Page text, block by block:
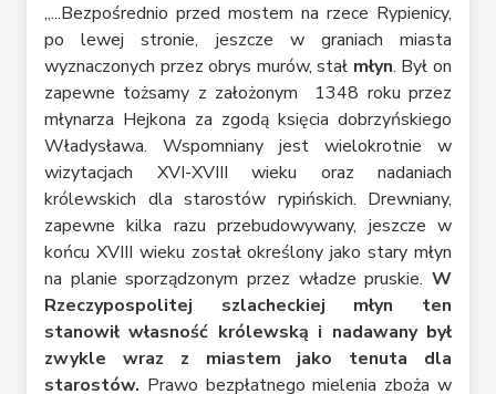
„...Bezpośrednio przed mostem na rzece Rypienicy,
po lewej stronie, jeszcze w graniach miasta
wyznaczonych przez obrys murów, stał młyn. Był on
zapewne tożsamy z założonym 1348 roku przez
młynarza Hejkona za zgodą księcia dobrzyńskiego
Władysława. Wspomniany jest wielokrotnie w
wizytacjach XVI-XVIII wieku oraz nadaniach
królewskich dla starostów rypińskich. Drewniany,
zapewne kilka razu przebudowywany, jeszcze w
końcu XVIII wieku został określony jako stary młyn
na planie sporządzonym przez władze pruskie. W
Rzeczypospolitej szlacheckiej młyn ten
stanowił własność królewską i nadawany był
zwykle wraz z miastem jako tenuta dla
starostów. Prawo bezpłatnego mielenia zboża w